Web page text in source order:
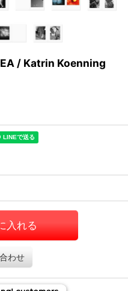
/ Katrin Koenning
入れる
わせ